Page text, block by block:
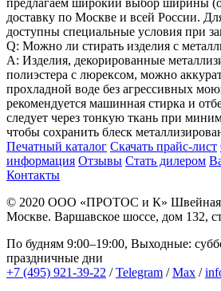
доставку по Москве и всей России.
доступны специальные условия при
Q: Можно ли стирать изделия с
A: Изделия, декорированные
полиэстера с люрексом, можно
прохладной воде без агрессивных
рекомендуется машинная стирка и
следует через тонкую ткань при
чтобы сохранить блеск
Печатный каталог Скачать прайс-лист
информация Отзывы Стать дилером
Контакты
© 2020 ООО «ПРОТОС и К» Швейная
Москве. Варшавское шоссе, дом 132,
По будням 9:00–19:00, Выходные:
праздничные дни
+7 (495) 921-39-22 /Telegram /Max /